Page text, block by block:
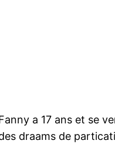
a 17 ans et se
draams de